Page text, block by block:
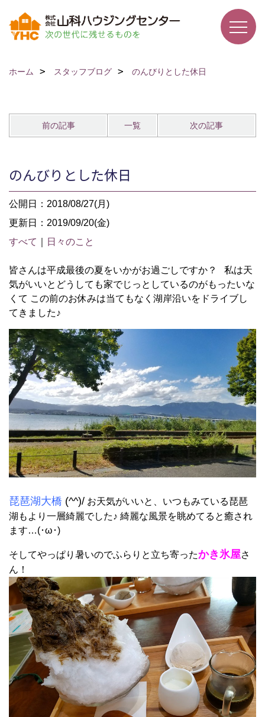
ホーム スタッフブログ のんびりとした休日
前の記事 一覧 次の記事
のんびりとした休日
公開日：2018/08/27(月)
更新日：2019/09/20(金)
すべて
日々のこと
皆さんは平成最後の夏をいかがお過ごしですか？ 私は天
気がいいとどうしても家でじっとしているのがもったいな
くて この前のお休みは当てもなく湖岸沿いをドライブし
てきました♪
琵琶湖大橋 (^^)/ お天気がいいと、いつもみている琵琶
湖もより一層綺麗でした♪ 綺麗な風景を眺めてると癒され
ます…(･ω･)
そしてやっぱり暑いのでふらりと立ち寄ったかき氷屋さ
ん！